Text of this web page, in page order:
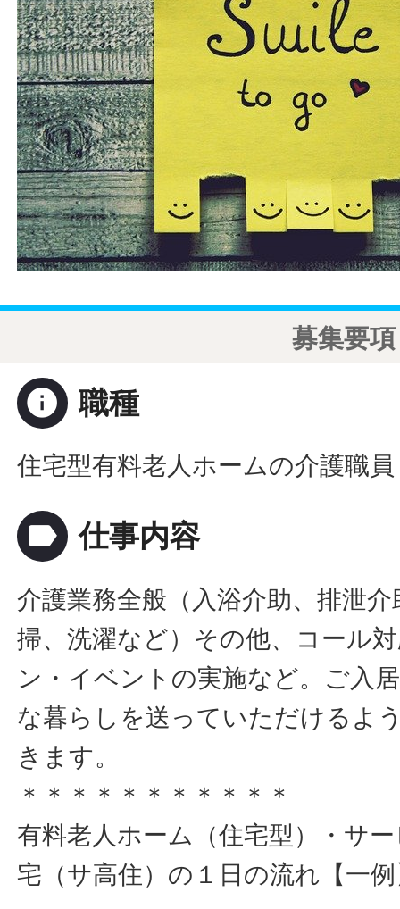
募集要項
info 職種
住宅型有料老人ホームの介護職員
label 仕事内容
介護業務全般（入浴介助、排泄
掃、洗濯など）その他、コール
ン・イベントの実施など。ご入
な暮らしを送っていただけるよ
きます。
＊＊＊＊＊＊＊＊＊＊＊
有料老人ホーム（住宅型）・サ
宅（サ高住）の１日の流れ【一